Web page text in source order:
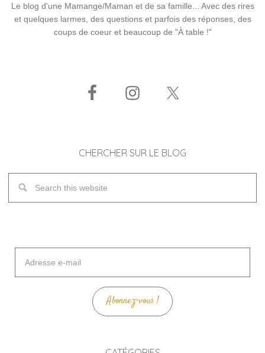
Le blog d'une Mamange/Maman et de sa famille... Avec des rires
et quelques larmes, des questions et parfois des réponses, des
coups de coeur et beaucoup de "À table !"
CHERCHER SUR LE BLOG
mail
Abonnez-vous !